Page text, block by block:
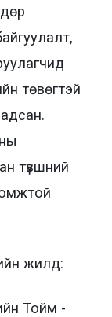
төвөгтэй
түвшний
жилд:
Тойм -